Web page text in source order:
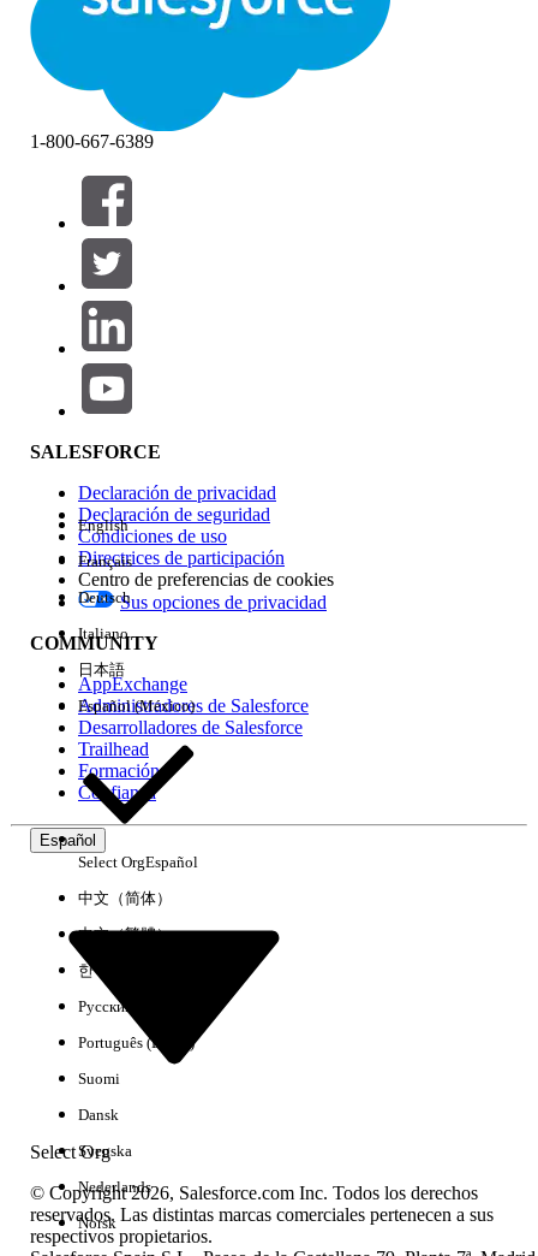
Filtros (0)
SELECCIONAR FILTROS
Área de productos
Repercusión de función
Edición
Experiencia
No hay resultados
1-800-667-6389
SALESFORCE
Declaración de privacidad
Declaración de seguridad
Condiciones de uso
Directrices de participación
Centro de preferencias de cookies
Sus opciones de privacidad
COMMUNITY
AppExchange
Administradores de Salesforce
Desarrolladores de Salesforce
Trailhead
Formación
Confianza
Español
Select Org
English
Français
Deutsch
Italiano
日本語
Español (México)
Select OrgEspañol
中文（简体）
中文（繁體）
한국어
Русский
Português (Brasil)
Suomi
Dansk
Svenska
Nederlands
Norsk
© Copyright 2026, Salesforce.com Inc. Todos los derechos
reservados. Las distintas marcas comerciales pertenecen a sus
respectivos propietarios.